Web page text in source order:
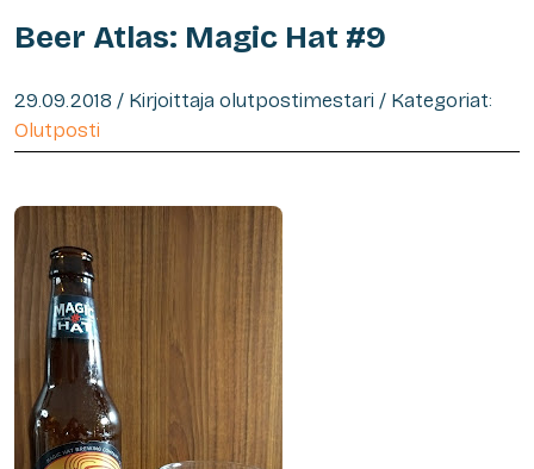
Beer Atlas: Magic Hat #9
29.09.2018 / Kirjoittaja olutpostimestari / Kategoriat:
Olutposti